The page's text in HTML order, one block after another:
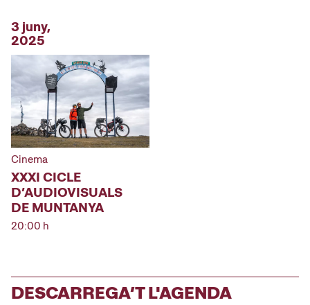
3 juny,
2025
Cinema
XXXI CICLE
D’AUDIOVISUALS
DE MUNTANYA
20:00 h
DESCARREGA’T L'AGENDA